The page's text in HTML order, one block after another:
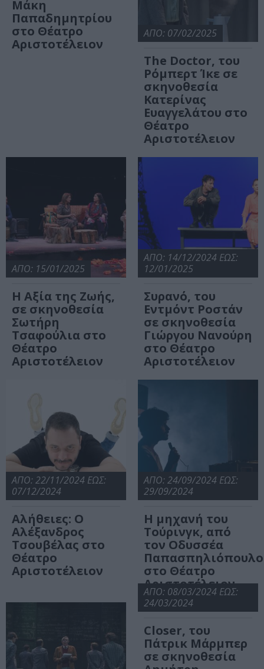
Μάκη
Παπαδημητρίου
στο Θέατρο
Αριστοτέλειον
ΑΠΟ: 07/02/2025
The Doctor, του
Ρόμπερτ Ίκε σε
σκηνοθεσία
Κατερίνας
Ευαγγελάτου στο
Θέατρο
Αριστοτέλειον
ΑΠΟ: 15/01/2025
Η Αξία της Ζωής,
σε σκηνοθεσία
Σωτήρη
Τσαφούλια στο
Θέατρο
Αριστοτέλειον
ΑΠΟ: 14/12/2024 ΕΩΣ:
12/01/2025
Συρανό, του
Εντμόντ Ροστάν
σε σκηνοθεσία
Γιώργου Νανούρη
στο Θέατρο
Αριστοτέλειον
ΑΠΟ: 22/11/2024 ΕΩΣ:
07/12/2024
Αλήθειες: Ο
Αλέξανδρος
Τσουβέλας στο
Θέατρο
Αριστοτέλειον
ΑΠΟ: 24/09/2024 ΕΩΣ:
29/09/2024
Η μηχανή του
Τούρινγκ, από
τον Οδυσσέα
στο Θέατρο
Αριστοτέλειον
ΑΠΟ: 08/03/2024 ΕΩΣ:
24/03/2024
Closer, του
Πάτρικ Μάρμπερ
σε σκηνοθεσία